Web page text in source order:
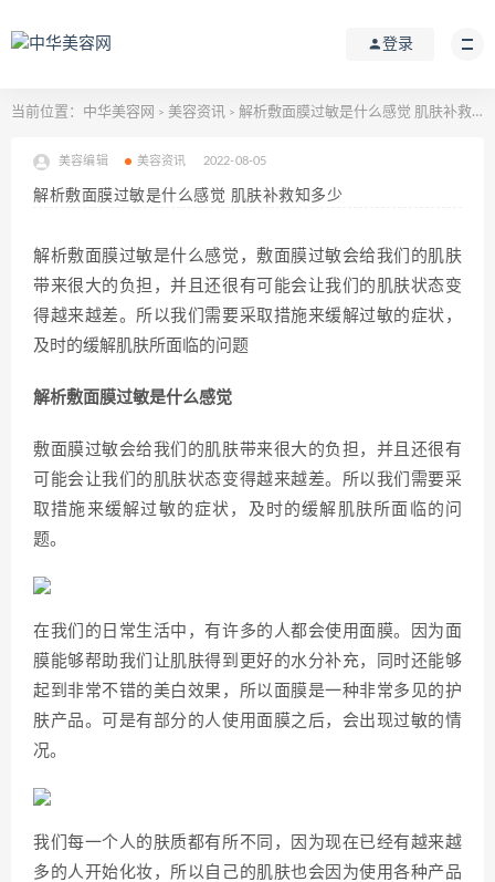
登录
当前位置： 中华美容网 > 美容资讯 > 解析敷面膜过敏是什么感觉 肌肤补救知多少
美容编辑 美容资讯 2022-08-05
解析敷面膜过敏是什么感觉 肌肤补救知多少
解析敷面膜过敏是什么感觉，敷面膜过敏会给我们的肌肤
带来很大的负担，并且还很有可能会让我们的肌肤状态变
得越来越差。所以我们需要采取措施来缓解过敏的症状，
及时的缓解肌肤所面临的问题
解析敷面膜过敏是什么感觉
敷面膜过敏会给我们的肌肤带来很大的负担，并且还很有
可能会让我们的肌肤状态变得越来越差。所以我们需要采
取措施来缓解过敏的症状，及时的缓解肌肤所面临的问
题。
在我们的日常生活中，有许多的人都会使用面膜。因为面
膜能够帮助我们让肌肤得到更好的水分补充，同时还能够
起到非常不错的美白效果，所以面膜是一种非常多见的护
肤产品。可是有部分的人使用面膜之后，会出现过敏的情
况。
我们每一个人的肤质都有所不同，因为现在已经有越来越
多的人开始化妆，所以自己的肌肤也会因为使用各种产品